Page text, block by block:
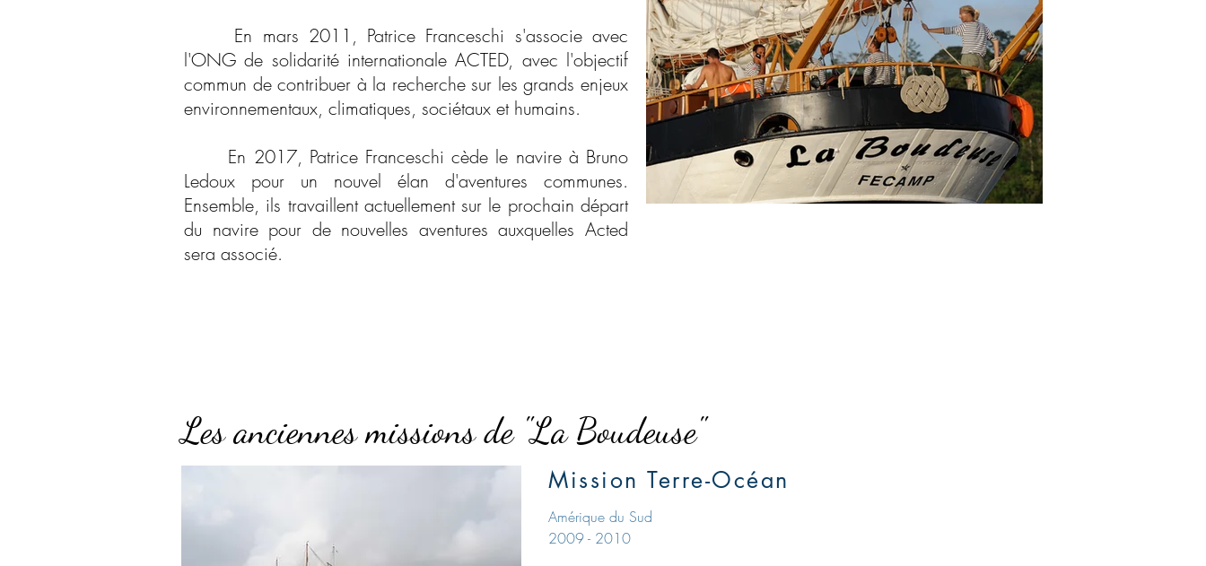
En mars 2011, Patrice Franceschi s'associe avec
l'ONG de solidarité internationale ACTED, avec l'objectif
commun de contribuer à la recherche sur les grands enjeux
environnementaux, climatiques, sociétaux et humains.
En 2017, Patrice Franceschi cède le navire à Bruno
Ledoux pour un nouvel élan d'aventures communes.
Ensemble, ils travaillent actuellement sur le prochain départ
du navire pour de nouvelles aventures auxquelles Acted
sera associé.
Les anciennes missions de "La Boudeuse"
Mission Terre-Océan
Amérique du Sud
2009 - 2010